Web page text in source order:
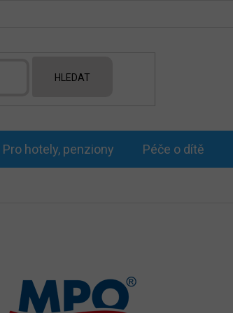
HLEDAT
Pro hotely, penziony Péče o dítě